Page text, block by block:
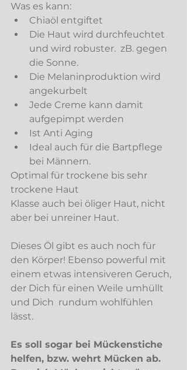
Was es kann:
Chiaöl entgiftet
Die Haut wird durchfeuchtet
und wird robuster.  zB. gegen
die Sonne.
Die Melaninproduktion wird
angekurbelt
Jede Creme kann damit
aufgepimpt werden
Ist Anti Aging
Ideal auch für die Bartpflege
bei Männern.
Optimal für trockene bis sehr
trockene Haut
Klasse auch bei öliger Haut, nicht
aber bei unreiner Haut.
Dieses Öl gibt es auch noch für
den Körper! Ebenso powerful mit
einem etwas intensiveren Geruch,
der Dich für einen Weile umhüllt
und Dich  rundum wohlfühlen
lässt.
Es soll sogar bei Mückenstiche
helfen, bzw. wehrt Mücken ab.